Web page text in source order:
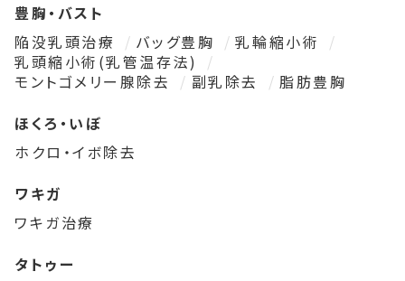
豊胸・バスト
陥没乳頭治療
バッグ豊胸
乳輪縮小術
乳頭縮小術(乳管温存法)
モントゴメリー腺除去
副乳除去
脂肪豊胸
ほくろ・いぼ
ホクロ・イボ除去
ワキガ
ワキガ治療
タトゥー